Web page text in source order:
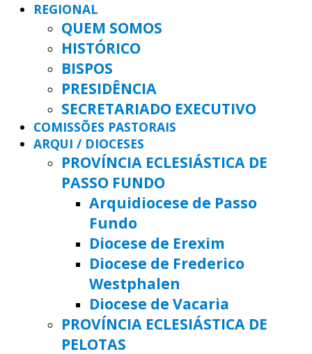
REGIONAL
QUEM SOMOS
HISTÓRICO
BISPOS
PRESIDÊNCIA
SECRETARIADO EXECUTIVO
COMISSÕES PASTORAIS
ARQUI / DIOCESES
PROVÍNCIA ECLESIÁSTICA DE
PASSO FUNDO
Arquidiocese de Passo
Fundo
Diocese de Erexim
Diocese de Frederico
Westphalen
Diocese de Vacaria
PROVÍNCIA ECLESIÁSTICA DE
PELOTAS